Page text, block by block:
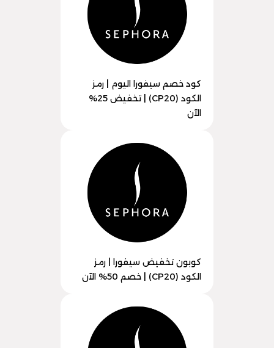
كود خصم سيفورا اليوم | رمز
الكود (CP20) | تخفيض 25%
الآن
كوبون تخفيض سيفورا | رمز
الكود (CP20) | خصم 50% الآن